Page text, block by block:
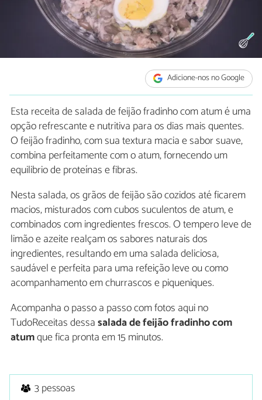
Adicione-nos no Google
Esta receita de salada de feijão fradinho com atum é uma
opção refrescante e nutritiva para os dias mais quentes.
O feijão fradinho, com sua textura macia e sabor suave,
combina perfeitamente com o atum, fornecendo um
equilibrio de proteínas e fibras.
Nesta salada, os grãos de feijão são cozidos até ficarem
macios, misturados com cubos suculentos de atum, e
combinados com ingredientes frescos. O tempero leve de
limão e azeite realçam os sabores naturais dos
ingredientes, resultando em uma salada deliciosa,
saudável e perfeita para uma refeição leve ou como
acompanhamento em churrascos e piqueniques.
Acompanha o passo a passo com fotos aqui no
TudoReceitas dessasalada de feijão fradinho com
atumque fica pronta em 15 minutos.
3 pessoas